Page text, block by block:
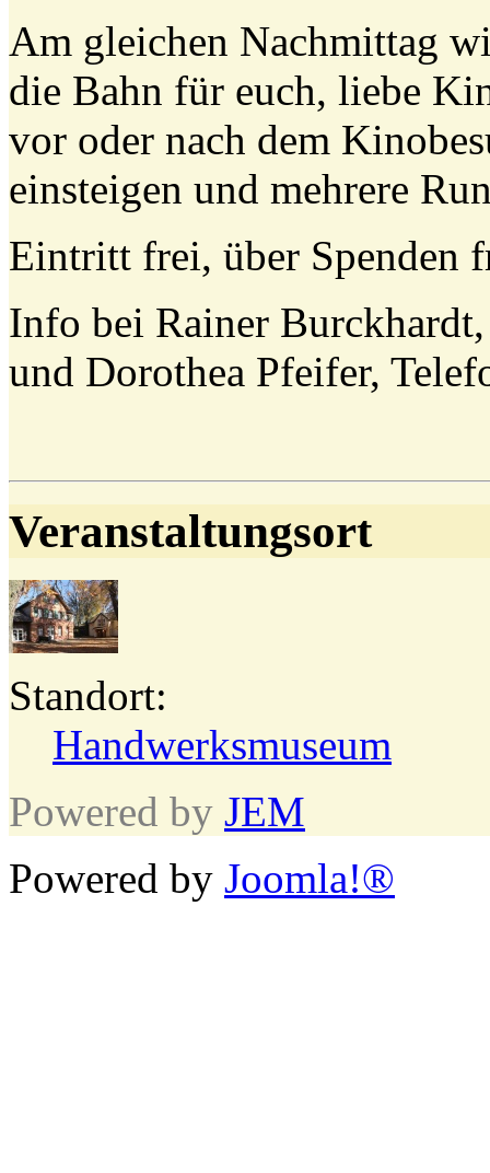
Am gleichen Nachmittag
die Bahn für euch, liebe
vor oder nach dem
einsteigen und mehrere
Eintritt frei, über Spenden
Info bei Rainer
und Dorothea Pfeifer,
Veranstaltungsort
Standort:
Handwerksmuseum
Powered by JEM
Powered by Joomla!®